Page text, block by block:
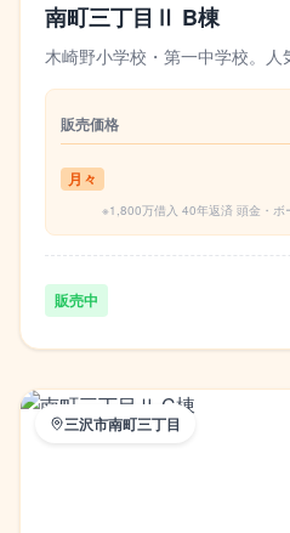
南町三丁目Ⅱ B棟
木崎野小学校・第一中学校。人
販売価格
月々
※1,800万借入 40年返済 頭金・ボ
販売中
三沢市南町三丁目